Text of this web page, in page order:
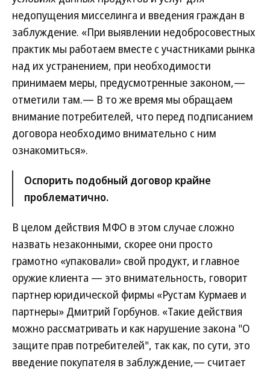
недопущения мисселинга и введения граждан в
заблуждение. «При выявлении недобросовестных
практик мы работаем вместе с участниками рынка
над их устранением, при необходимости
принимаем меры, предусмотренные законом,—
отметили там.— В то же время мы обращаем
внимание потребителей, что перед подписанием
договора необходимо внимательно с ним
ознакомиться».
Оспорить подобный договор крайне
проблематично.
В целом действия МФО в этом случае сложно
назвать незаконными, скорее они просто
грамотно «упаковали» свой продукт, и главное
оружие клиента — это внимательность, говорит
партнер юридической фирмы «Рустам Курмаев и
партнеры» Дмитрий Горбунов. «Такие действия
можно рассматривать и как нарушение закона "О
защите прав потребителей", так как, по сути, это
введение покупателя в заблуждение,— считает